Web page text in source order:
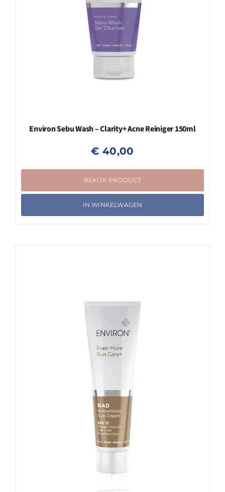
Environ Sebu Wash – Clarity+ Acne Reiniger 150ml
€ 40,00
BEKIJK PRODUCT
IN WINKELWAGEN